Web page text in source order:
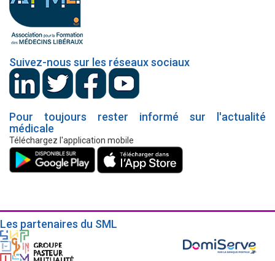
Suivez-nous sur les réseaux sociaux
Pour toujours rester informé sur l'actualité
médicale
Téléchargez l'application mobile
Les partenaires du SML